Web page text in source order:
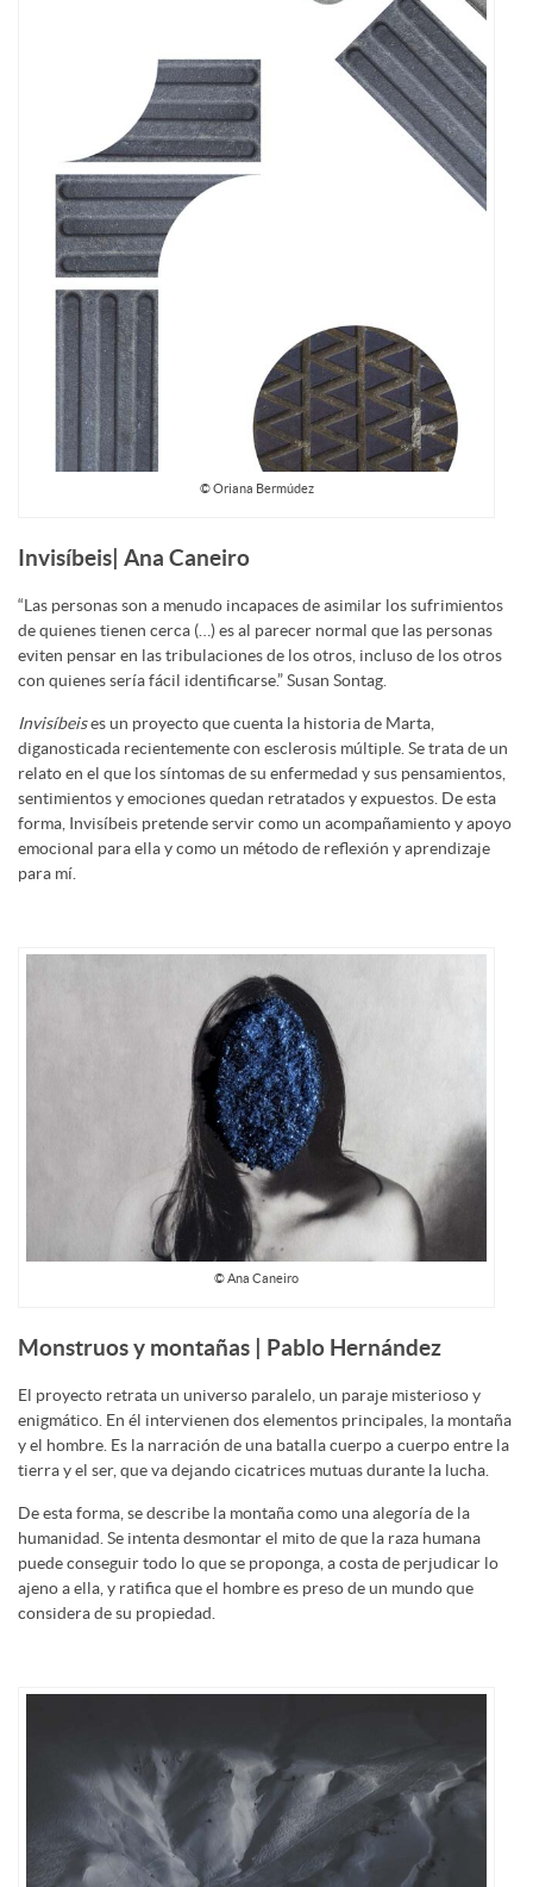
© Oriana Bermúdez
Invisíbeis| Ana Caneiro
“Las personas son a menudo incapaces de asimilar los sufrimientos
de quienes tienen cerca (…) es al parecer normal que las personas
eviten pensar en las tribulaciones de los otros, incluso de los otros
con quienes sería fácil identificarse.” Susan Sontag.
Invisíbeises un proyecto que cuenta la historia de Marta,
diganosticada recientemente con esclerosis múltiple. Se trata de un
relato en el que los síntomas de su enfermedad y sus pensamientos,
sentimientos y emociones quedan retratados y expuestos. De esta
forma, Invisíbeis pretende servir como un acompañamiento y apoyo
emocional para ella y como un método de reflexión y aprendizaje
para mí.
© Ana Caneiro
Monstruos y montañas | Pablo Hernández
El proyecto retrata un universo paralelo, un paraje misterioso y
enigmático. En él intervienen dos elementos principales, la montaña
y el hombre. Es la narración de una batalla cuerpo a cuerpo entre la
tierra y el ser, que va dejando cicatrices mutuas durante la lucha.
De esta forma, se describe la montaña como una alegoría de la
humanidad. Se intenta desmontar el mito de que la raza humana
puede conseguir todo lo que se proponga, a costa de perjudicar lo
ajeno a ella, y ratifica que el hombre es preso de un mundo que
considera de su propiedad.